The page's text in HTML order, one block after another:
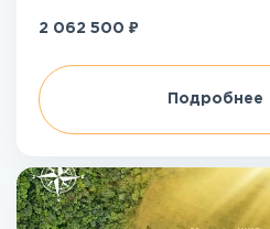
2 062 500 ₽
Подробнее